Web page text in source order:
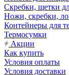
Скребки, щетки
Ножи, скребки,
Контейнеры для
Термосумки
Акции
Как купить
Условия оплаты
Условия доставки